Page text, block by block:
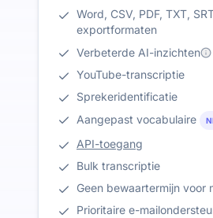
Word, CSV, PDF, TXT,
exportformaten
Verbeterde AI-inzichten
YouTube-transcriptie
Sprekeridentificatie
Aangepast vocabulaire
API-toegang
Bulk transcriptie
Geen bewaartermijn voor
Prioritaire e-